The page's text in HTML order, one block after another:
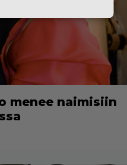
menee naimisiin